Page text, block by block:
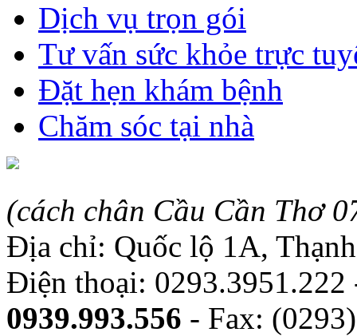
Dịch vụ trọn gói
Tư vấn sức khỏe trực
Đặt hẹn khám bệnh
Chăm sóc tại nhà
(cách chân Cầu Cần Thơ
Địa chỉ: Quốc lộ 1A,
Điện thoại:
0939.993.556 - Fax: